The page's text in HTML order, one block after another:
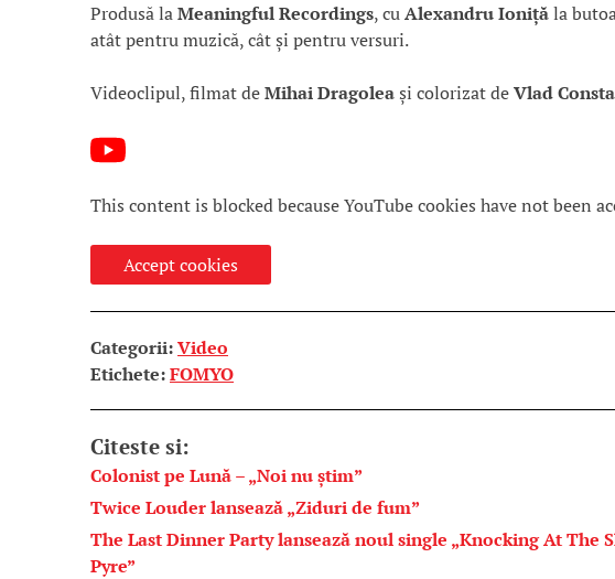
Produsă laMeaningful Recordings, cuAlexandru Ionițăla
atât pentru muzică, cât și pentru versuri.
Videoclipul, filmat deMihai Dragoleași colorizat deVlad
This content is blocked because YouTube cookies have not been
Accept cookies
Categorii:Video
Etichete:FOMYO
Citeste si:
Colonist pe Lună – „Noi nu știm”
Twice Louder lansează „Ziduri de fum”
The Last Dinner Party lansează noul single „Knocking At The
Pyre”